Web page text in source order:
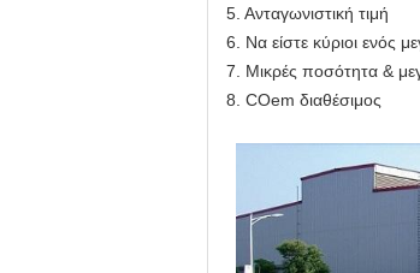
5. Ανταγωνιστική τιμή
6. Να είστε κύριοι ενός
7. Μικρές ποσότητα &
8. COem διαθέσιμος